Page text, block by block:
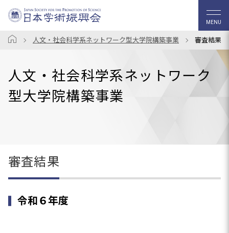
MENU
人文・社会科学系ネットワーク型大学院構築事業 審査結果
人文・社会科学系ネットワーク
型大学院構築事業
審査結果
令和６年度